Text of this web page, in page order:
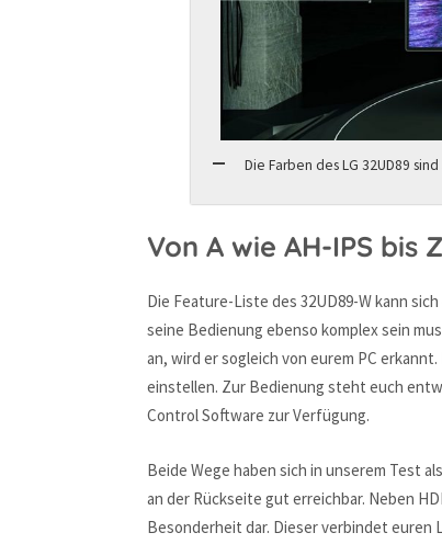
Die Farben des LG 32UD89
Von A wie AH-IPS bis
Die Feature-Liste des 32UD89-W kann
seine Bedienung ebenso komplex sein
an, wird er sogleich von eurem PC
einstellen. Zur Bedienung steht euch
Control Software zur Verfügung.
Beide Wege haben sich in unserem Test
an der Rückseite gut erreichbar. Neben
Besonderheit dar. Dieser verbindet euren